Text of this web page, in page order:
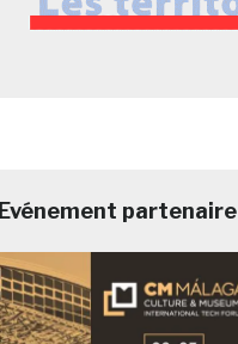
Evénement partenaire